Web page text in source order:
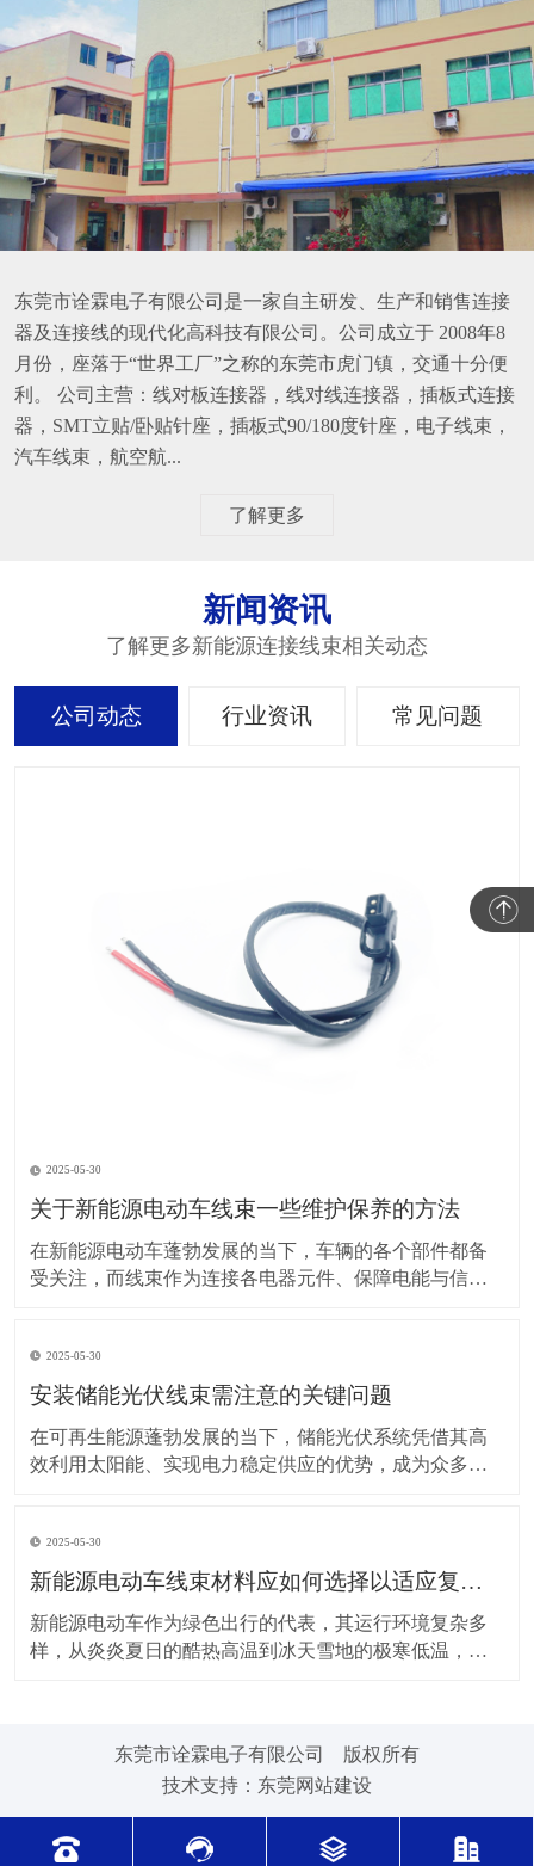
东莞市诠霖电子有限公司是一家自主研发、生产和销售连接
器及连接线的现代化高科技有限公司。公司成立于 2008年8
月份，座落于“世界工厂”之称的东莞市虎门镇，交通十分便
利。 公司主营：线对板连接器，线对线连接器，插板式连接
器，SMT立贴/卧贴针座，插板式90/180度针座，电子线束，
汽车线束，航空航...
了解更多
新闻资讯
了解更多新能源连接线束相关动态
公司动态 行业资讯 常见问题
2025-05-30
关于新能源电动车线束一些维护保养的方法
在新能源电动车蓬勃发展的当下，车辆的各个部件都备
受关注，而线束作为连接各电器元件、保障电能与信号
让车辆运行更稳定、安全，还能延长其使用寿命。 日常
驾驶习惯对线束的影响不容小觑。平稳驾驶是维护线束
2025-05-30
安装储能光伏线束需注意的关键问题
在可再生能源蓬勃发展的当下，储能光伏系统凭借其高
效利用太阳能、实现电力稳定供应的优势，成为众多领
安全。因此，在安装储能光伏线束时，有许多问题需要
格外留意。 安装前的准备工作至关重要。在开始安装前
2025-05-30
新能源电动车线束材料应如何选择以适应复杂的环境温度范围？
新能源电动车作为绿色出行的代表，其运行环境复杂多
样，从炎炎夏日的酷热高温到冰天雪地的极寒低温，车
环境下，新能源电动车的电池、电机等部件工作时会散
东莞市诠霖电子有限公司 版权所有
技术支持： 东莞网站建设